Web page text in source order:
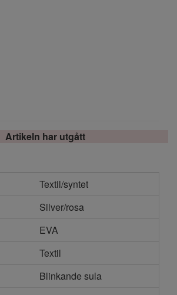
Artikeln har utgått
Textil/syntet
Silver/rosa
EVA
Textil
Blinkande sula